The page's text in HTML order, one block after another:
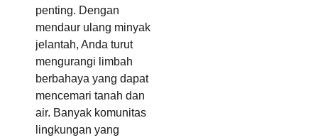
penting. Dengan
mendaur ulang minyak
jelantah, Anda turut
mengurangi limbah
berbahaya yang dapat
mencemari tanah dan
air. Banyak komunitas
lingkungan yang